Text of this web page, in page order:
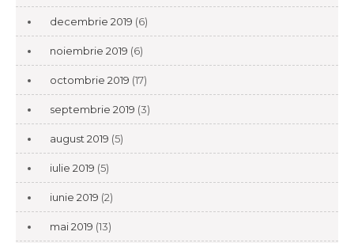
decembrie 2019 (6)
noiembrie 2019 (6)
octombrie 2019 (17)
septembrie 2019 (3)
august 2019 (5)
iulie 2019 (5)
iunie 2019 (2)
mai 2019 (13)